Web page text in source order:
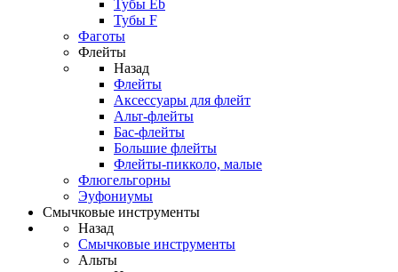
Тубы Eb
Тубы F
Фаготы
Флейты
Назад
Флейты
Аксессуары для флейт
Альт-флейты
Бас-флейты
Большие флейты
Флейты-пикколо, малые
Флюгельгорны
Эуфониумы
Смычковые инструменты
Назад
Смычковые инструменты
Альты